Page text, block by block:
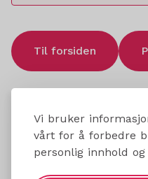
Vi bruker
vårt for å forbedre
personlig innhold
Til forsiden